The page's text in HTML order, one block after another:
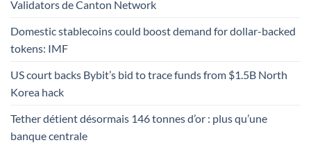
Validators de Canton Network
Domestic stablecoins could boost demand for dollar-backed
tokens: IMF
US court backs Bybit’s bid to trace funds from $1.5B North
Korea hack
Tether détient désormais 146 tonnes d’or : plus qu’une
banque centrale